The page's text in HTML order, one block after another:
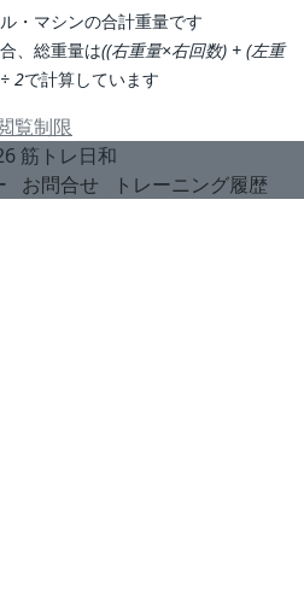
・マシンの合計重量です
、総重量は((右重量×右回数) + (左重
2で計算しています
覧制限
筋トレ日和
お問合せ トレーニング履歴